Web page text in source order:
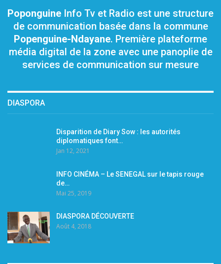
Poponguine Info Tv et Radio est une structure
de communication basée dans la commune
Popenguine-Ndayane. Première plateforme
média digital de la zone avec une panoplie de
services de communication sur mesure
DIASPORA
Disparition de Diary Sow : les autorités
diplomatiques font…
Jan 12, 2021
INFO CINÉMA – Le SENEGAL sur le tapis rouge
de…
Mai 25, 2019
DIASPORA DÉCOUVERTE
Août 4, 2018